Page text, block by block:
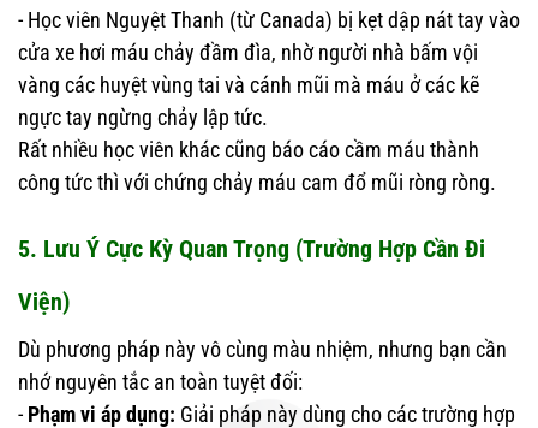
- Học viên Nguyệt Thanh (từ Canada) bị kẹt dập nát tay vào
cửa xe hơi máu chảy đầm đìa, nhờ người nhà bấm vội
vàng các huyệt vùng tai và cánh mũi mà máu ở các kẽ
ngực tay ngừng chảy lập tức.
Rất nhiều học viên khác cũng báo cáo cầm máu thành
công tức thì với chứng chảy máu cam đổ mũi ròng ròng.
5. Lưu Ý Cực Kỳ Quan Trọng (Trường Hợp Cần Đi
Viện)
Dù phương pháp này vô cùng màu nhiệm, nhưng bạn cần
nhớ nguyên tắc an toàn tuyệt đối:
- Phạm vi áp dụng: Giải pháp này dùng cho các trường hợp